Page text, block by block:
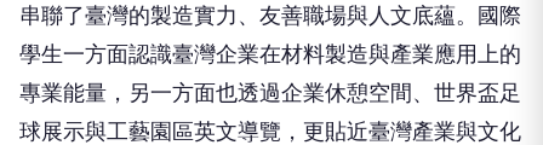
串聯了臺灣的製造實力、友善職場與人文底蘊。國際
學生一方面認識臺灣企業在材料製造與產業應用上的
專業能量，另一方面也透過企業休憩空間、世界盃足
球展示與工藝園區英文導覽，更貼近臺灣產業與文化